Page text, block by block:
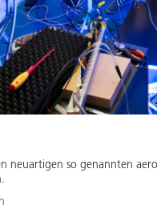
neuartigen so genannten